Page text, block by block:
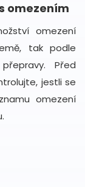
omezením
omezení
tak podle
Před
jestli se
omezení